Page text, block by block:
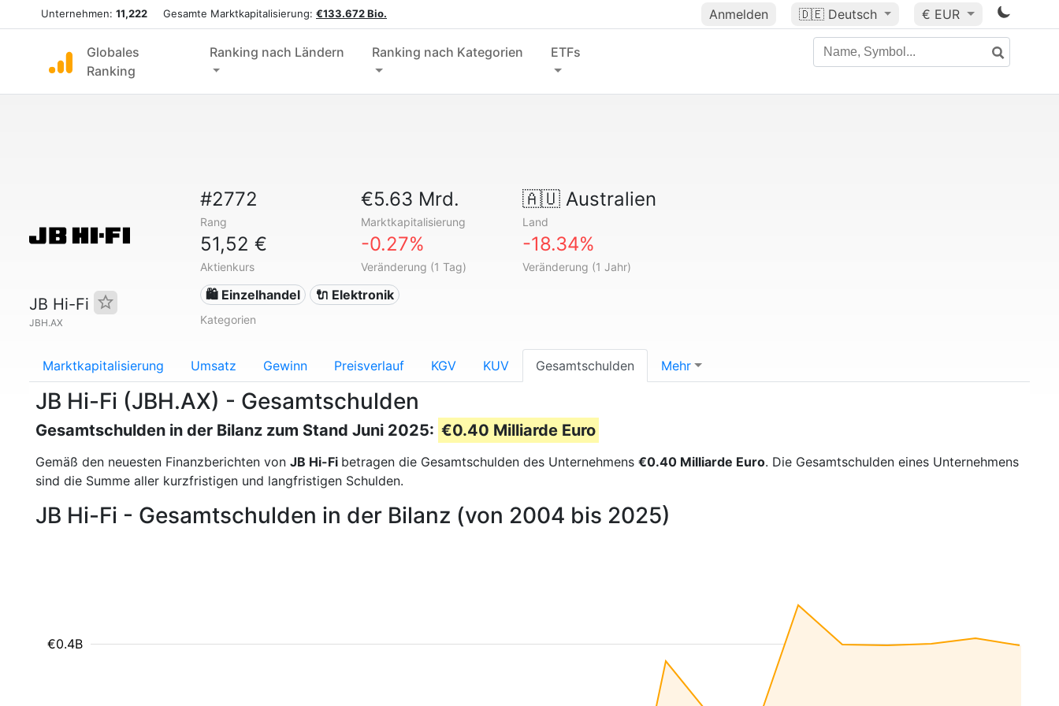
Unternehmen: 11,222 Gesamte Marktkapitalisierung: €133.672 Bio. Anmelden 🇩🇪 Deutsch € EUR
Globales
Ranking
Ranking nach Ländern Ranking nach Kategorien ETFs
JB Hi-Fi
JBH.AX
#2772
Rang
€5.63 Mrd.
Marktkapitalisierung
🇦🇺Australien
Land
51,52 €
Aktienkurs
-0.27%
Veränderung (1 Tag)
-18.34%
Veränderung (1 Jahr)
🛍️ Einzelhandel 🔌 Elektronik
Kategorien
Marktkapitalisierung Umsatz Gewinn Preisverlauf KGV KUV Gesamtschulden Mehr
JB Hi-Fi (JBH.AX) - Gesamtschulden
Gesamtschulden in der Bilanz zum Stand Juni 2025: €0.40 Milliarde Euro
Gemäß den neuesten Finanzberichten von JB Hi-Fi betragen die Gesamtschulden des Unternehmens €0.40 Milliarde Euro. Die Gesamtschulden eines Unternehmens
sind die Summe aller kurzfristigen und langfristigen Schulden.
JB Hi-Fi - Gesamtschulden in der Bilanz (von 2004 bis 2025)
€0.4B